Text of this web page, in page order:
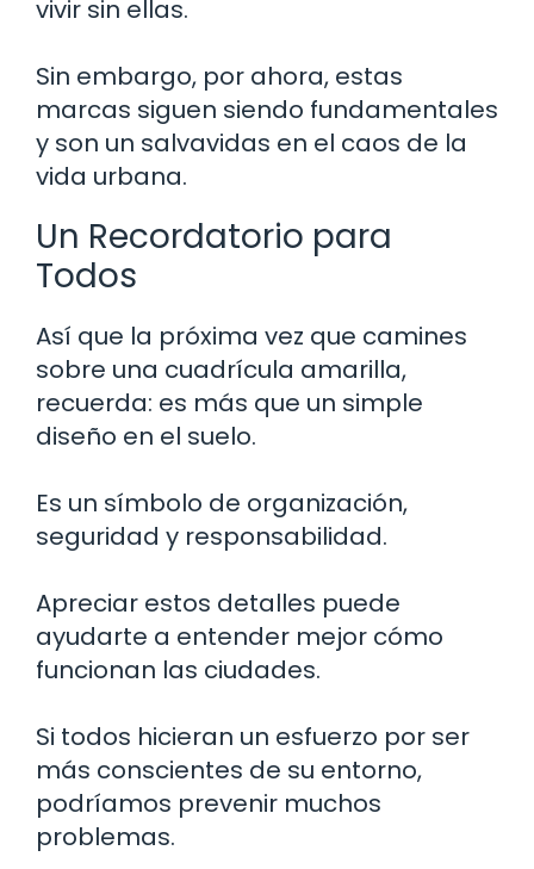
vivir sin ellas.
Sin embargo, por ahora, estas
marcas siguen siendo fundamentales
y son un salvavidas en el caos de la
vida urbana.
Un Recordatorio para
Todos
Así que la próxima vez que camines
sobre una cuadrícula amarilla,
recuerda: es más que un simple
diseño en el suelo.
Es un símbolo de organización,
seguridad y responsabilidad.
Apreciar estos detalles puede
ayudarte a entender mejor cómo
funcionan las ciudades.
Si todos hicieran un esfuerzo por ser
más conscientes de su entorno,
podríamos prevenir muchos
problemas.